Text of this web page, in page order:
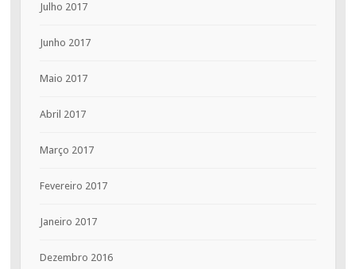
Julho 2017
Junho 2017
Maio 2017
Abril 2017
Março 2017
Fevereiro 2017
Janeiro 2017
Dezembro 2016